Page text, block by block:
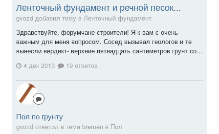
Ленточный фундамент и речной песок...
gvozd добавил тему в Ленточный фундамент
Здравствуйте, форумчане-строители! Я к вам с очень
важным для меня вопросом. Сосед вызывал геологов и те
вынесли вердикт- верхние пятнадцать сантиметров грунт со...
4 дек 2013
19 ответов
Пол по грунту
gvozd ответил в тема bremen в Пол